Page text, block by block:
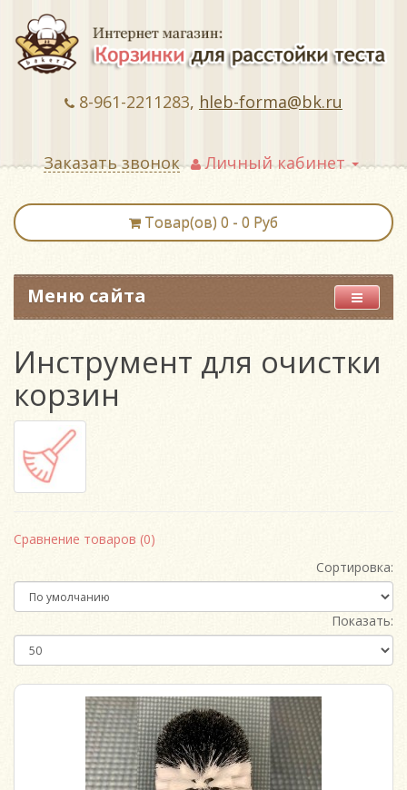
8-961-2211283, hleb-forma@bk.ru
Заказать звонок Личный кабинет
Товар(ов) 0 - 0 Руб
Меню сайта
Инструмент для очистки
корзин
Сравнение товаров (0)
Сортировка:
Показать: